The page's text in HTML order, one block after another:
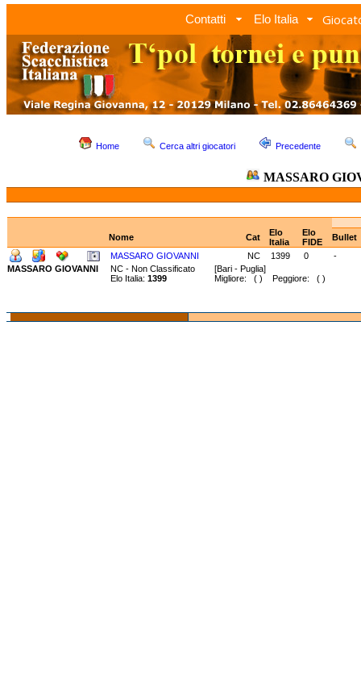
Contatti Elo Italia
Home Cerca altri giocatori Precedente
MASSARO
Nome Cat
Elo
Italia
Elo
FIDE
Bullet
MASSARO GIOVANNI
NC 1399 0
-
MASSARO GIOVANNI
NC - Non Classificato [Bari - Puglia]
Elo Italia: 1399 Migliore: ( ) Peggiore: ( )